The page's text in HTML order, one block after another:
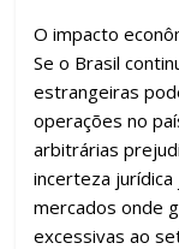
O impacto
Se o Brasil
estrangeiras
operações no
arbitrárias
incerteza
mercados onde
excessivas ao